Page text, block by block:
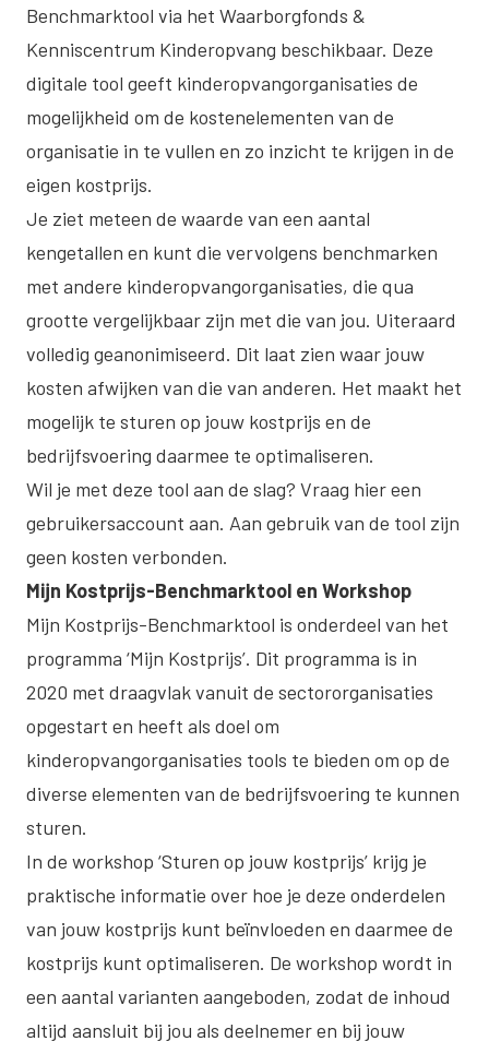
Benchmarktool via het Waarborgfonds &
Kenniscentrum Kinderopvang beschikbaar. Deze
digitale tool geeft kinderopvangorganisaties de
mogelijkheid om de kostenelementen van de
organisatie in te vullen en zo inzicht te krijgen in de
eigen kostprijs.
Je ziet meteen de waarde van een aantal
kengetallen en kunt die vervolgens benchmarken
met andere kinderopvangorganisaties, die qua
grootte vergelijkbaar zijn met die van jou. Uiteraard
volledig geanonimiseerd. Dit laat zien waar jouw
kosten afwijken van die van anderen. Het maakt het
mogelijk te sturen op jouw kostprijs en de
bedrijfsvoering daarmee te optimaliseren.
Wil je met deze tool aan de slag? Vraag hiereen
gebruikersaccount aan. Aan gebruik van de tool zijn
geen kosten verbonden.
Mijn Kostprijs-Benchmarktool en Workshop
Mijn Kostprijs-Benchmarktool is onderdeel van het
programma ‘Mijn Kostprijs’. Dit programma is in
2020 met draagvlak vanuit de sectororganisaties
opgestart en heeft als doel om
kinderopvangorganisaties tools te bieden om op de
diverse elementen van de bedrijfsvoering te kunnen
sturen.
In de workshop ‘Sturen op jouw kostprijs’ krijg je
praktische informatie over hoe je deze onderdelen
van jouw kostprijs kunt beïnvloeden en daarmee de
kostprijs kunt optimaliseren. De workshop wordt in
een aantal varianten aangeboden, zodat de inhoud
altijd aansluit bij jou als deelnemer en bij jouw